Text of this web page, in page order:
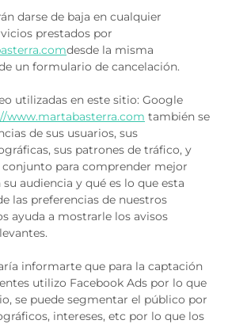
darse de baja en cualquier
prestados por
desde la misma
un formulario de cancelación.
utilizadas en este sitio: Google
www.martabasterra.com también se
de sus usuarios, sus
sus patrones de tráfico, y
para comprender mejor
audiencia y qué es lo que esta
las preferencias de nuestros
ayuda a mostrarle los avisos
informarte que para la captación
utilizo Facebook Ads por lo que
se puede segmentar el público por
intereses, etc por lo que los